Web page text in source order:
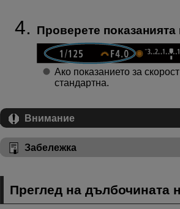
Проверете показанията
Ако показанието за
стандартна.
Внимание
Забележка
Преглед на дълбочината